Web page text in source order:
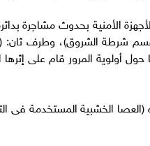
يوليو الجارى تبلغ للأجهزة الأمنية
شرطة الشروق)، وطرف ثان:
أولوية المرور قام على إثرها
الخشبية المستخدمة فى